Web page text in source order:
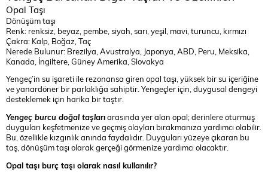
Opal Taşı
Dönüşüm taşı
Renk: renksiz, beyaz, pembe, siyah, sarı, yeşil, mavi, turuncu, kırmızı
Çakra: Kalp, Boğaz, Taç
Nerede Bulunur: Brezilya, Avustralya, Japonya, ABD, Peru, Meksika,
Kanada, İngiltere, Güney Amerika, Slovakya
Yengeç’in su işareti ile rezonansa giren opal taşı, yüksek bir su içeriğine
ve yanardöner bir parlaklığa sahiptir. Yengeçler için, duygusal dengeyi
desteklemek için harika bir taştır.
Yengeç burcu doğal taşlarıarasında yer alan opal; derinlere oturmuş
duyguları keşfetmenize ve geçmiş olayları bırakmanıza yardımcı olabilir.
Bu, özellikle kızgınlık anında faydalıdır. Duyguları yüzeye çıkaran bu
taş, dönüşüm taşı olarak gerçeği görmenize yardımcı olacaktır.
Opal taşı burç taşı olarak nasıl kullanılır?